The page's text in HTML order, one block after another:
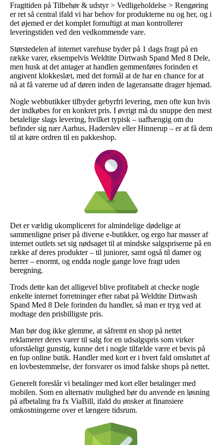
Fragttiden på Tilbehør & udstyr > Vedligeholdelse > Rengøring
er ret så central ifald vi har behov for produkterne nu og her, og i
det øjemed er det komplet fornuftigt at man kontrollerer
leveringstiden ved den vedkommende vare.
Størstedelen af internet varehuse byder på 1 dags fragt på en
række varer, eksempelvis Weldtite Dirtwash Spand Med 8 Dele,
men husk at det antager at handlen gemmenføres forinden et
angivent klokkeslæt, med det formål at de har en chance for at
nå at få varerne ud af døren inden de lageransatte drager hjemad.
Nogle webbutikker tilbyder gebyrfri levering, men ofte kun hvis
der indkøbes for en konkret pris. I øvrigt må du snuppe den mest
betalelige slags levering, hvilket typisk – uafhængig om du
befinder sig nær Aarhus, Haderslev eller Hinnerup – er at få dem
til at køre ordren til en pakkeshop.
Det er vældig ukompliceret for almindelige dødelige at
sammenligne priser på diverse e-butikker, og ergo har masser af
internet outlets set sig nødsaget til at mindske salgspriserne på en
række af deres produkter – til juniorer, samt også til damer og
herrer – enormt, og endda nogle gange love fragt uden
beregning.
Trods dette kan det alligevel blive profitabelt at checke nogle
enkelte internet forretninger efter rabat på Weldtite Dirtwash
Spand Med 8 Dele forinden du handler, så man er tryg ved at
modtage den prisbilligste pris.
Man bør dog ikke glemme, at såfremt en shop på nettet
reklamerer deres varer til salg for en udsalgspris som virker
uforståeligt gunstig, kunne det i nogle tilfælde være et bevis på
en fup online butik. Handler med kort er i hvert fald omsluttet af
en lovbestemmelse, der forsvarer os imod falske shops på nettet.
Generelt foreslår vi betalinger med kort eller betalinger med
mobilen. Som en alternativ mulighed bør du anvende en løsning
på afbetaling fra fx ViaBill, ifald du ønsker at finansiere
omkostningerne over et længere tidsrum.